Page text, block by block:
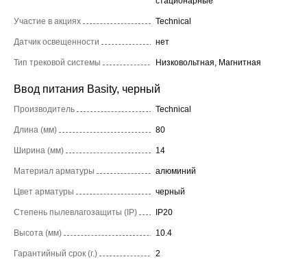
Участие в акциях Technical
Датчик освещенности нет
Тип трековой системы Низковольтная, Магнитная
Ввод питания Basity, черный
Производитель Technical
Длина (мм) 80
Ширина (мм) 14
Материал арматуры алюминий
Цвет арматуры черный
Степень пылевлагозащиты (IP) IP20
Высота (мм) 10.4
Гарантийный срок (г.) 2